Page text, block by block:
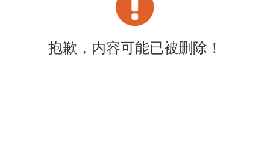
抱歉，内容可能已被删除！